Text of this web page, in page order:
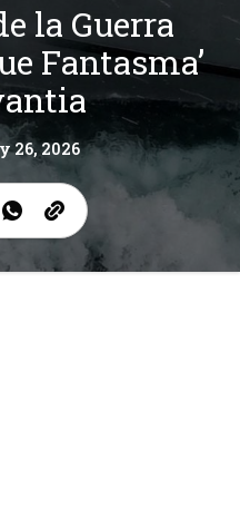
la Guerra
Fantasma’
26, 2026